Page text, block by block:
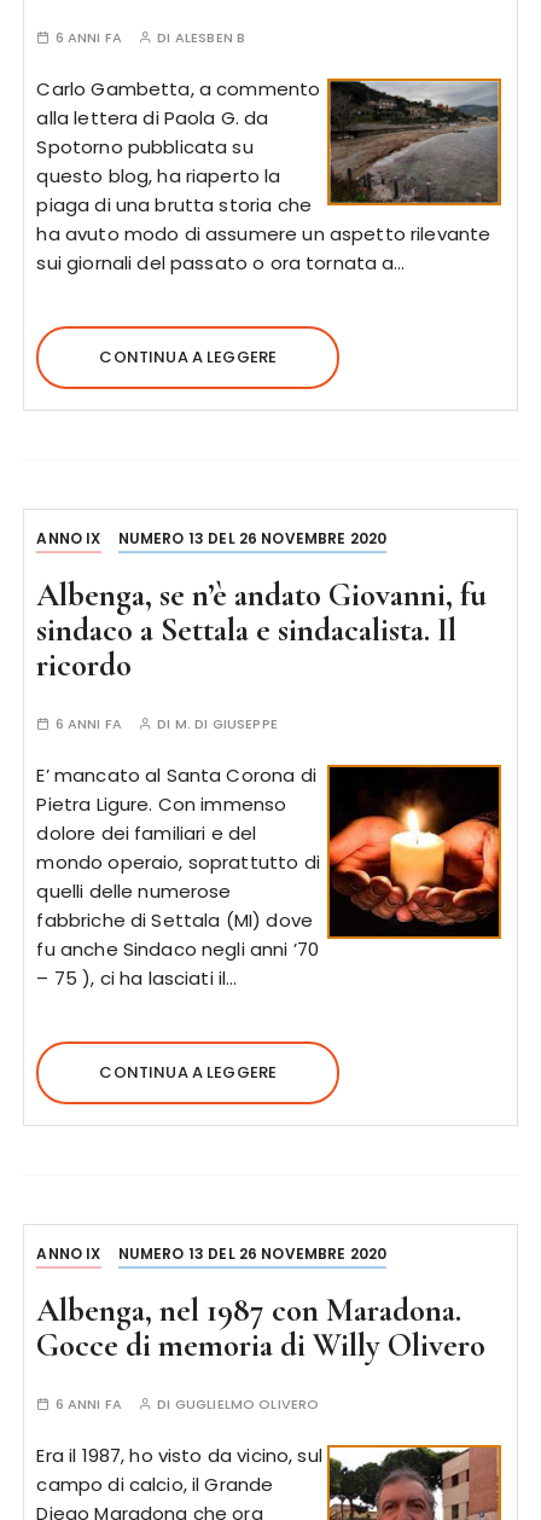
6 ANNI FA DI ALESBEN B
Carlo Gambetta, a commento
alla lettera di Paola G. da
Spotorno pubblicata su
questo blog, ha riaperto la
piaga di una brutta storia che
ha avuto modo di assumere un aspetto rilevante
sui giornali del passato o ora tornata a…
CONTINUA A LEGGERE
ANNO IX NUMERO 13 DEL 26 NOVEMBRE 2020
Albenga, se n’è andato Giovanni, fu
sindaco a Settala e sindacalista. Il
ricordo
6 ANNI FA DI M. DI GIUSEPPE
E’ mancato al Santa Corona di
Pietra Ligure. Con immenso
dolore dei familiari e del
mondo operaio, soprattutto di
quelli delle numerose
fabbriche di Settala (MI) dove
fu anche Sindaco negli anni ’70
– 75 ), ci ha lasciati il…
CONTINUA A LEGGERE
ANNO IX NUMERO 13 DEL 26 NOVEMBRE 2020
Albenga, nel 1987 con Maradona.
Gocce di memoria di Willy Olivero
6 ANNI FA DI GUGLIELMO OLIVERO
Era il 1987, ho visto da vicino, sul
campo di calcio, il Grande
Diego Maradona che ora